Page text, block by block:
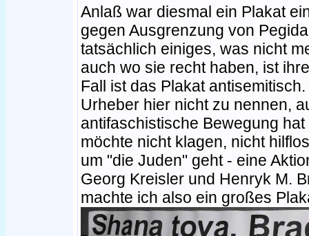
Anlaß war diesmal ein Plakat
gegen Ausgrenzung von
tatsächlich einiges, was nicht
auch wo sie recht haben, ist
Fall ist das Plakat
Urheber hier nicht zu nennen,
antifaschistische Bewegung
möchte nicht klagen, nicht
um "die Juden" geht - eine
Georg Kreisler und Henryk M.
machte ich also ein großes